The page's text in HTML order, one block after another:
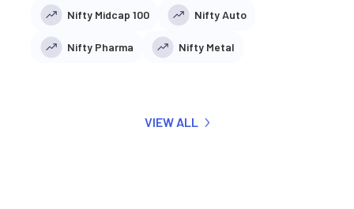
Nifty Midcap 100 Nifty Auto
Nifty Pharma Nifty Metal
VIEW ALL